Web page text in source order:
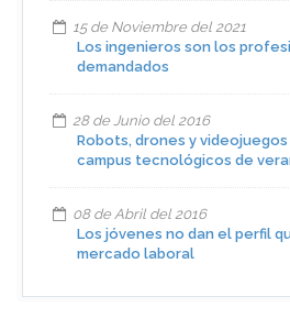
15 de Noviembre del 2021
Los ingenieros son los
demandados
28 de Junio del 2016
Robots, drones y
campus tecnológicos de
08 de Abril del 2016
Los jóvenes no dan el perfil
mercado laboral